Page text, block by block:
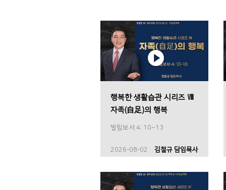
행복한 생활습관 시리즈 Ⅷ
자족(自足)의 행복
빌립보서 4: 10~13
2026-08-02 김철규 담임목사